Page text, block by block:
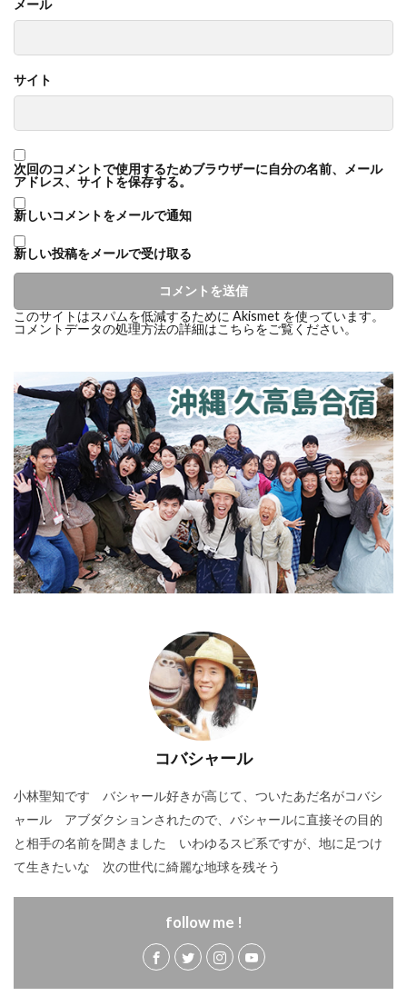
メール
サイト
次回のコメントで使用するためブラウザーに自分の名前、メール
アドレス、サイトを保存する。
新しいコメントをメールで通知
新しい投稿をメールで受け取る
このサイトはスパムを低減するために Akismet を使っています。
コメントデータの処理方法の詳細はこちらをご覧ください。
コバシャール
小林聖知です バシャール好きが高じて、ついたあだ名がコバシ
ャール アブダクションされたので、バシャールに直接その目的
と相手の名前を聞きました いわゆるスピ系ですが、地に足つけ
て生きたいな 次の世代に綺麗な地球を残そう
follow me !